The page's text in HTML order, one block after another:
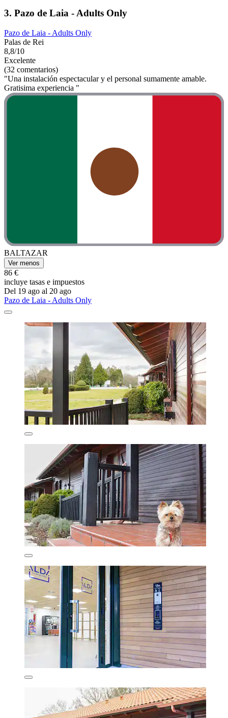
3. Pazo de Laia - Adults Only
Pazo de Laia - Adults Only
Palas de Rei
8,8/10
Excelente
(32 comentarios)
"Una instalación espectacular y el personal sumamente amable.
Gratisima experiencia "
BALTAZAR
Ver menos
86 €
incluye tasas e impuestos
Del 19 ago al 20 ago
Pazo de Laia - Adults Only